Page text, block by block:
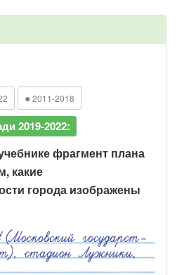
● 2011-2018
2019-2022:
фрагмент плана
какие
города изображены